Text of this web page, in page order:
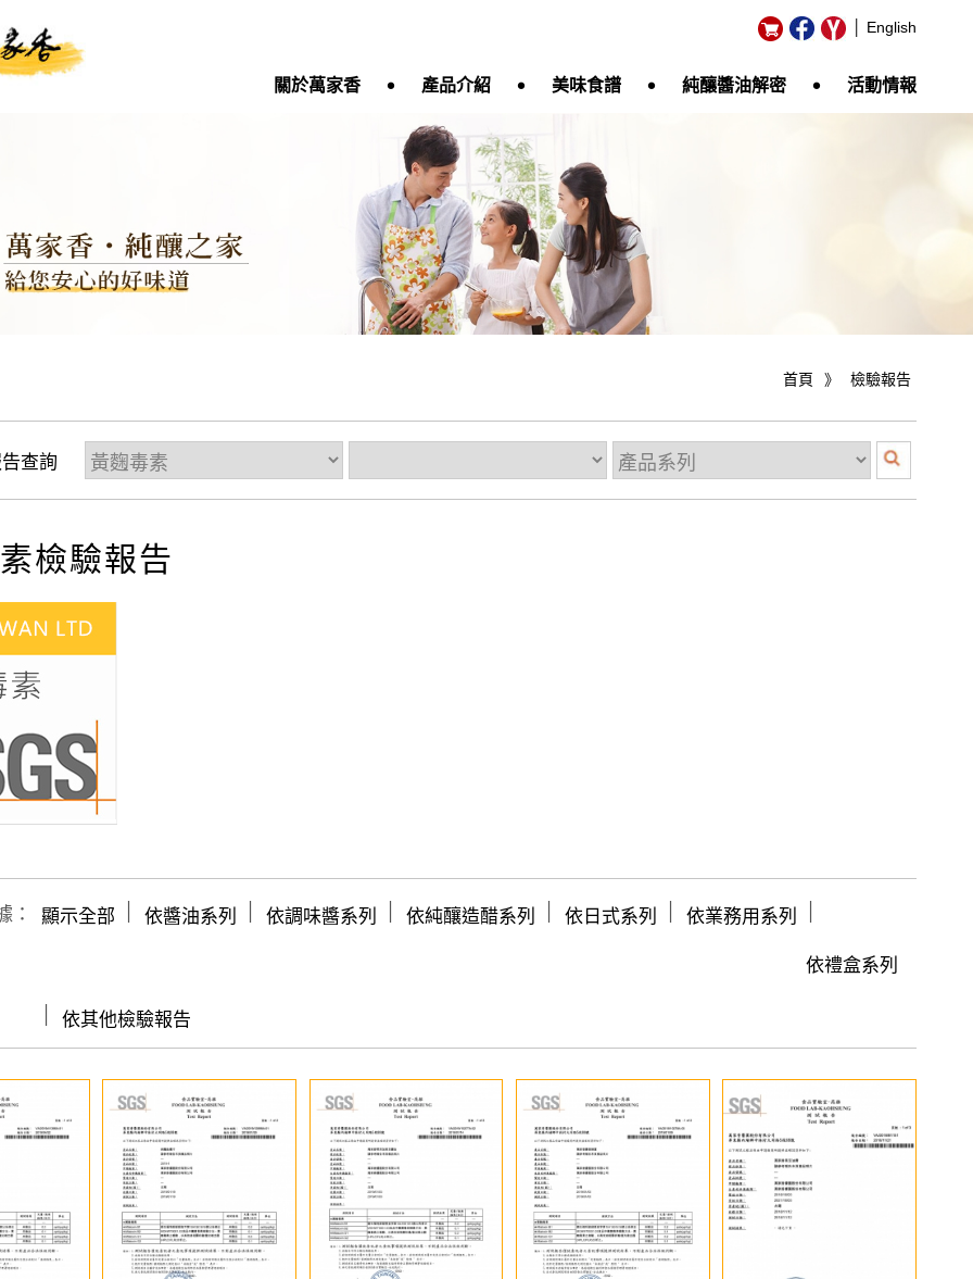
│ English
關於萬家香 ‧ 產品介紹 ‧ 美味食譜 ‧ 純釀醬油解密 ‧ 活動情報
檢驗報告
》
首頁
查詢
檢驗報告
： 顯示全部 依醬油系列 依調味醬系列 依純釀造醋系列 依日式系列 依業務用系列
依禮盒系列
依其他檢驗報告